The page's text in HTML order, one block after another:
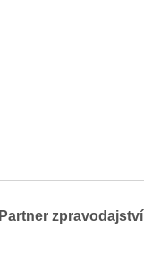
Partner zpravodajství